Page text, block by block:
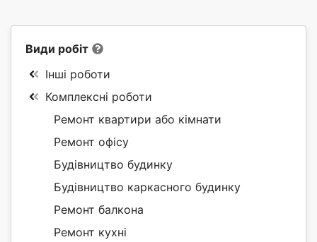
Види робіт
Інші роботи
Комплексні роботи
Ремонт квартири або кімнати
Ремонт офісу
Будівництво будинку
Будівництво каркасного будинку
Ремонт балкона
Ремонт кухні